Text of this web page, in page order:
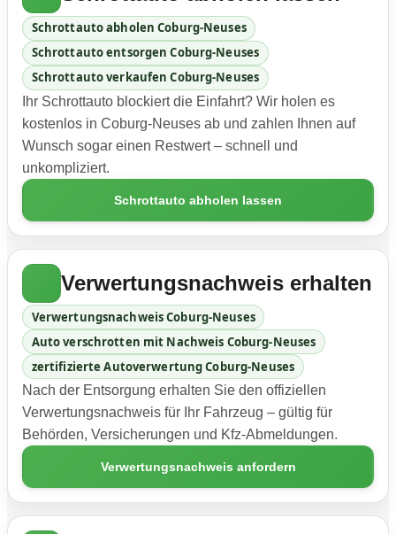
Schrottauto abholen Coburg-Neuses
Schrottauto entsorgen Coburg-Neuses
Schrottauto verkaufen Coburg-Neuses
Ihr Schrottauto blockiert die Einfahrt? Wir holen es
kostenlos in Coburg-Neuses ab und zahlen Ihnen auf
Wunsch sogar einen Restwert – schnell und
unkompliziert.
Schrottauto abholen lassen
Verwertungsnachweis erhalten
Verwertungsnachweis Coburg-Neuses
Auto verschrotten mit Nachweis Coburg-Neuses
zertifizierte Autoverwertung Coburg-Neuses
Nach der Entsorgung erhalten Sie den offiziellen
Verwertungsnachweis für Ihr Fahrzeug – gültig für
Behörden, Versicherungen und Kfz-Abmeldungen.
Verwertungsnachweis anfordern